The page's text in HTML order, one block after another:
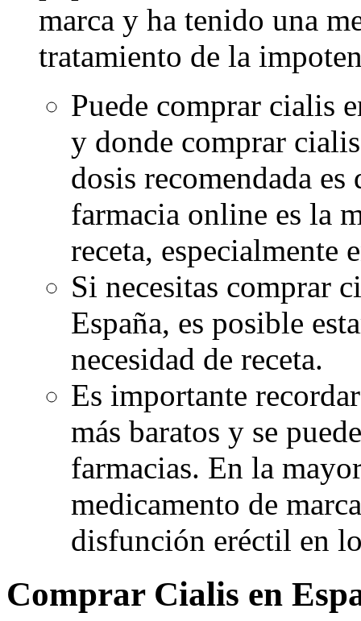
marca y ha tenido una
tratamiento de la
Puede comprar cialis
y donde comprar
dosis recomendada
farmacia online es la
receta, especialmente
Si necesitas comprar
España, es posible
necesidad de receta.
Es importante
más baratos y se
farmacias. En la
medicamento de
disfunción eréctil en
Comprar Cialis en